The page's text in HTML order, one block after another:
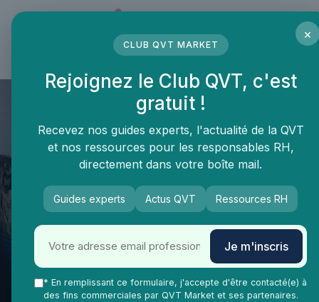
QVT Market Mobilité interne
La Mobilité Interne comme
Levier de Qualité de Vie au
×
CLUB QVT MARKET
Rejoignez le Club QVT, c'est
gratuit !
Recevez nos guides experts, l'actualité de la QVT
et nos ressources pour les responsables RH,
directement dans votre boîte mail.
Guides experts Actus QVT Ressources RH
Je m'inscris
* En remplissant ce formulaire, j'accepte d'être contacté(e) à
des fins commerciales par QVT Market et ses partenaires.
Panneau de gestion des cookies